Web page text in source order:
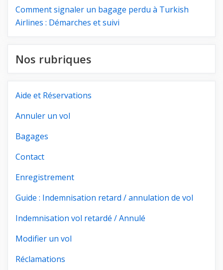
Comment signaler un bagage perdu à Turkish
Airlines : Démarches et suivi
Nos rubriques
Aide et Réservations
Annuler un vol
Bagages
Contact
Enregistrement
Guide : Indemnisation retard / annulation de vol
Indemnisation vol retardé / Annulé
Modifier un vol
Réclamations